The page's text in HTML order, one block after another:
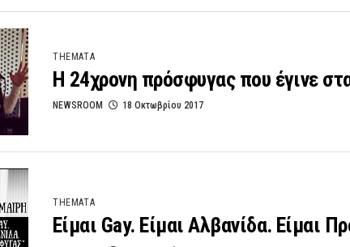
THEMATA
Η 24χρονη πρόσφυγας που έγινε
NEWSROOM 18 Οκτωβρίου 2017
THEMATA
Είμαι Gay. Είμαι Αλβανίδα. Είμαι